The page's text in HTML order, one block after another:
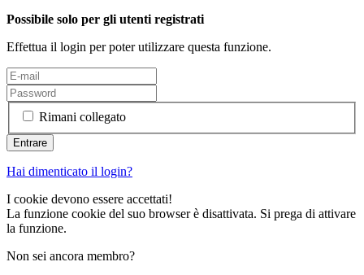
Possibile solo per gli utenti registrati
Effettua il login per poter utilizzare questa funzione.
Rimani collegato
Hai dimenticato il login?
I cookie devono essere accettati!
La funzione cookie del suo browser è disattivata. Si prega di attivare
la funzione.
Non sei ancora membro?